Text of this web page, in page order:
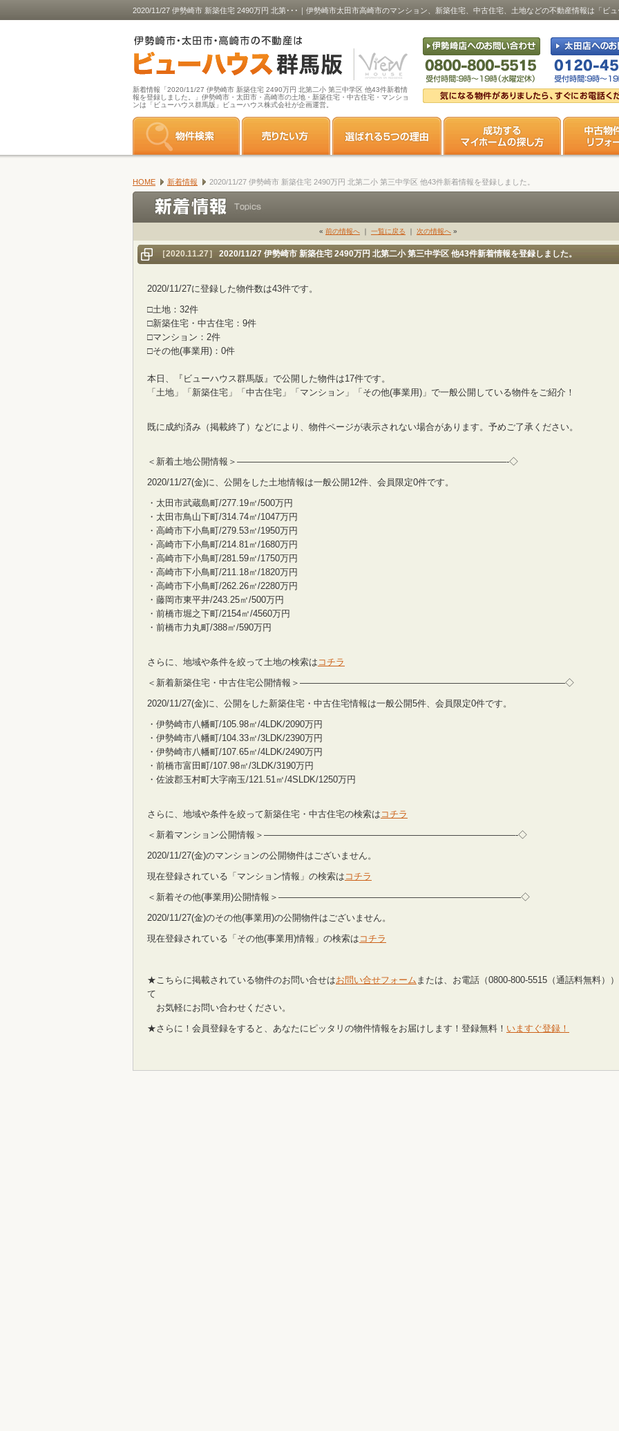
2020/11/27 伊勢崎市 新築住宅 2490万円 北第･･･｜伊勢崎市太田市高崎市のマンション、新築住宅、中古住宅、土地などの不動産情報は「ビ
新着情報「2020/11/27 伊勢崎市 新築住宅 2490万円 北第二小 第三中学区 他43件新着情
報を登録しました。」伊勢崎市・太田市・高崎市の土地・新築住宅・中古住宅・マンショ
ンは「ビューハウス群馬版」ビューハウス株式会社が企画運営。
HOME 新着情報 2020/11/27 伊勢崎市 新築住宅 2490万円 北第二小 第三中学区 他43件新着情報を登録しました。
« 前の情報へ ｜ 一覧に戻る ｜ 次の情報へ »
［2020.11.27］ 2020/11/27 伊勢崎市 新築住宅 2490万円 北第二小 第三中学区 他43件新着情報を登録しました。
2020/11/27に登録した物件数は43件です。
□土地：32件
□新築住宅・中古住宅：9件
□マンション：2件
□その他(事業用)：0件
本日、『ビューハウス群馬版』で公開した物件は17件です。
「土地」「新築住宅」「中古住宅」「マンション」「その他(事業用)」で一般公開している物件をご紹介！
既に成約済み（掲載終了）などにより、物件ページが表示されない場合があります。予めご了承ください。
＜新着土地公開情報＞——————————————————————————————-◇
2020/11/27(金)に、公開をした土地情報は一般公開12件、会員限定0件です。
・太田市武蔵島町/277.19㎡/500万円
・太田市鳥山下町/314.74㎡/1047万円
・高崎市下小鳥町/279.53㎡/1950万円
・高崎市下小鳥町/214.81㎡/1680万円
・高崎市下小鳥町/281.59㎡/1750万円
・高崎市下小鳥町/211.18㎡/1820万円
・高崎市下小鳥町/262.26㎡/2280万円
・藤岡市東平井/243.25㎡/500万円
・前橋市堀之下町/2154㎡/4560万円
・前橋市力丸町/388㎡/590万円
さらに、地域や条件を絞って土地の検索は コチラ
＜新着新築住宅・中古住宅公開情報＞—————————————————————————————–◇
2020/11/27(金)に、公開をした新築住宅・中古住宅情報は一般公開5件、会員限定0件です。
・伊勢崎市八幡町/105.98㎡/4LDK/2090万円
・伊勢崎市八幡町/104.33㎡/3LDK/2390万円
・伊勢崎市八幡町/107.65㎡/4LDK/2490万円
・前橋市富田町/107.98㎡/3LDK/3190万円
・佐波郡玉村町大字南玉/121.51㎡/4SLDK/1250万円
さらに、地域や条件を絞って新築住宅・中古住宅の検索は コチラ
＜新着マンション公開情報＞————————————————————————————-◇
2020/11/27(金)のマンションの公開物件はございません。
現在登録されている「マンション情報」の検索は コチラ
＜新着その他(事業用)公開情報＞———————————————————————————◇
2020/11/27(金)のその他(事業用)の公開物件はございません。
現在登録されている「その他(事業用)情報」の検索は コチラ
★こちらに掲載されている物件のお問い合せはお問い合せフォーム または、お電話（0800-800-5515（通話料無料）
て
お気軽にお問い合わせください。
★さらに！会員登録をすると、あなたにピッタリの物件情報をお届けします！登録無料！ いますぐ登録！